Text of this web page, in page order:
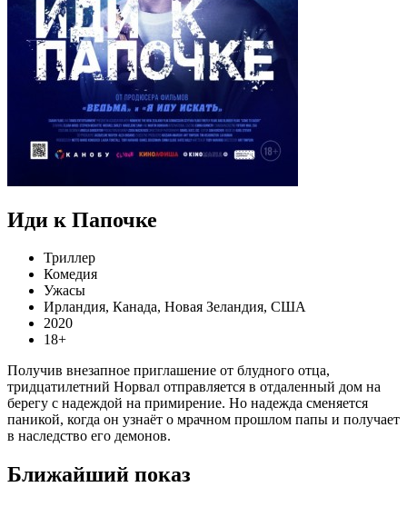
Иди к Папочке
Триллер
Комедия
Ужасы
Ирландия, Канада, Новая Зеландия, США
2020
18+
Получив внезапное приглашение от блудного отца,
тридцатилетний Норвал отправляется в отдаленный дом на
берегу с надеждой на примирение. Но надежда сменяется
паникой, когда он узнаёт о мрачном прошлом папы и получает
в наследство его демонов.
Ближайший показ